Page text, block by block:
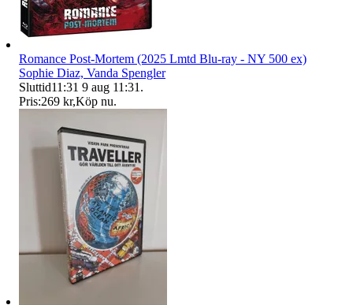
Romance Post-Mortem (2025 Lmtd Blu-ray - NY 500 ex)
Sophie Diaz, Vanda Spengler
Sluttid11:31 9 aug 11:31 .
Pris:269 kr,Köp nu.